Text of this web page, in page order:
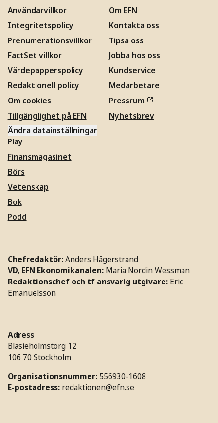
Användarvillkor
Integritetspolicy
Prenumerationsvillkor
FactSet villkor
Värdepapperspolicy
Redaktionell policy
Om cookies
Tillgänglighet på EFN
Ändra datainställningar
Om EFN
Kontakta oss
Tipsa oss
Jobba hos oss
Kundservice
Medarbetare
Pressrum
Nyhetsbrev
Play
Finansmagasinet
Börs
Vetenskap
Bok
Podd
Chefredaktör:Anders Hägerstrand
VD, EFN Ekonomikanalen: Maria Nordin Wessman
Redaktionschef och tf ansvarig utgivare: Eric
Emanuelsson
Adress
Blasieholmstorg 12
106 70 Stockholm
Organisationsnummer: 556930-1608
E-postadress: redaktionen@efn.se